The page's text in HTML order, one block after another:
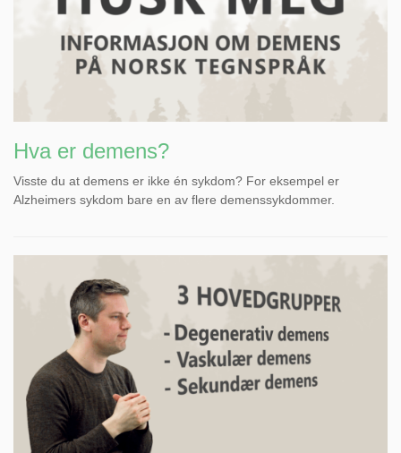
Hva er demens?
Visste du at demens er ikke én sykdom? For eksempel er
Alzheimers sykdom bare en av flere demenssykdommer.